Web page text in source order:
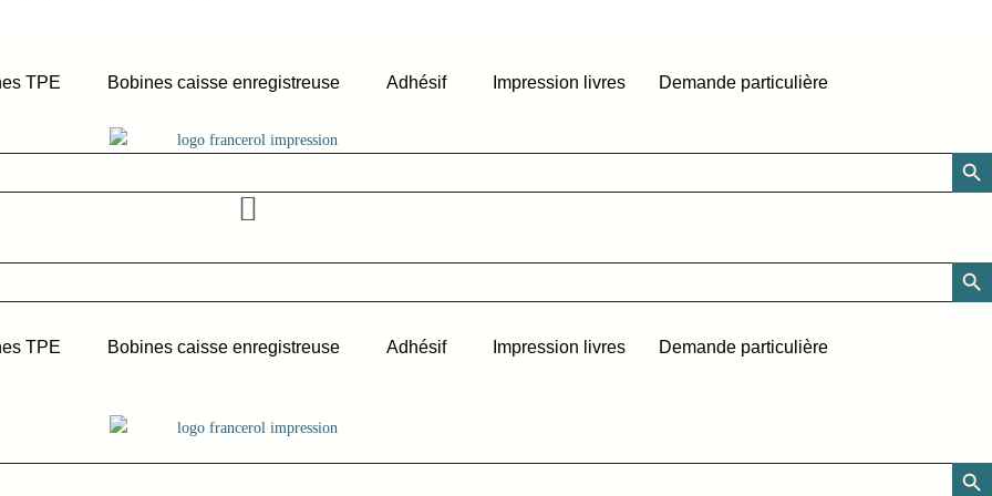
TPE Bobines caisse enregistreuse Adhésif Impression livres Demande particulière
TPE Bobines caisse enregistreuse Adhésif Impression livres Demande particulière